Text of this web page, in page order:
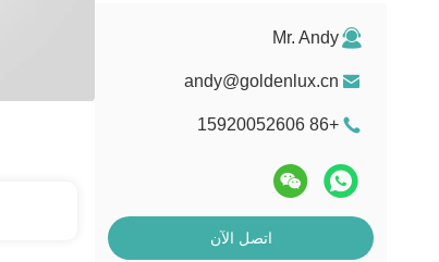
Mr. Andy
andy@goldenlux.cn
+86 15920052606
اتصل الآن